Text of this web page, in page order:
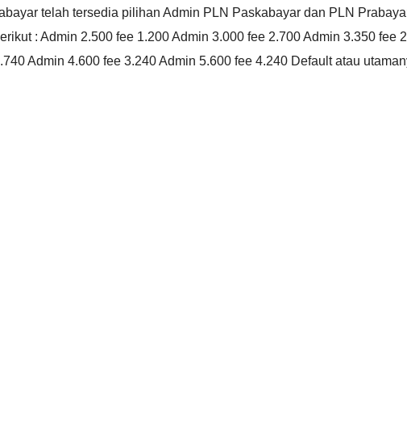
telah tersedia pilihan Admin PLN Paskabayar dan PLN
: Admin 2.500 fee 1.200 Admin 3.000 fee 2.700 Admin 3.350 fee
Admin 4.600 fee 3.240 Admin 5.600 fee 4.240 Default atau